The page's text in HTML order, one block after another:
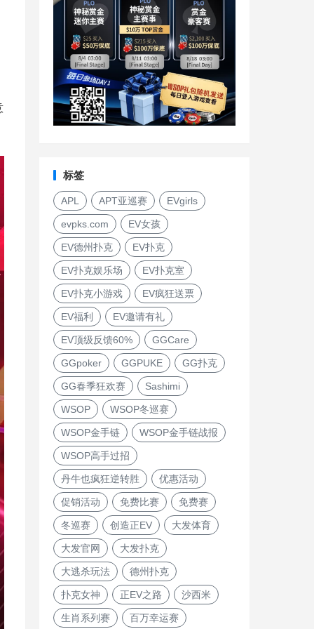
标签
APL APT亚巡赛 EVgirls
evpks.com EV女孩
EV德州扑克 EV扑克
EV扑克娱乐场 EV扑克室
EV扑克小游戏 EV疯狂送票
EV福利 EV邀请有礼
EV顶级反馈60% GGCare
GGpoker GGPUKE GG扑克
GG春季狂欢赛 Sashimi
WSOP WSOP冬巡赛
WSOP金手链 WSOP金手链战报
WSOP高手过招
丹牛也疯狂逆转胜 优惠活动
促销活动 免费比赛 免费赛
冬巡赛 创造正EV 大发体育
大发官网 大发扑克
大逃杀玩法 德州扑克
扑克女神 正EV之路 沙西米
生肖系列赛 百万幸运赛